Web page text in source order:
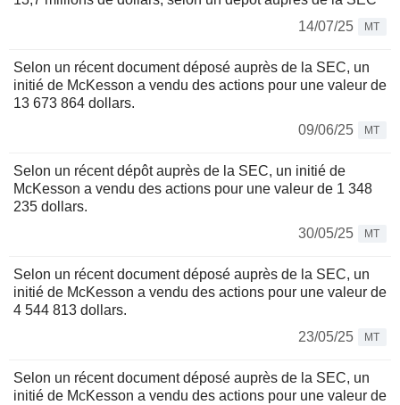
14/07/25
MT
Selon un récent document déposé auprès de la SEC, un
initié de McKesson a vendu des actions pour une valeur de
13 673 864 dollars.
09/06/25
MT
Selon un récent dépôt auprès de la SEC, un initié de
McKesson a vendu des actions pour une valeur de 1 348
235 dollars.
30/05/25
MT
Selon un récent document déposé auprès de la SEC, un
initié de McKesson a vendu des actions pour une valeur de
4 544 813 dollars.
23/05/25
MT
Selon un récent document déposé auprès de la SEC, un
initié de McKesson a vendu des actions pour une valeur de